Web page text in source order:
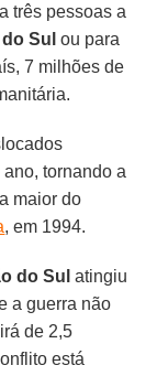
três pessoas a
Sul ou para
7 milhões de
tornando a
maior do
, em 1994.
do Sul atingiu
a guerra não
de 2,5
está